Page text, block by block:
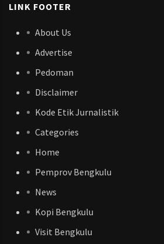
LINK FOOTER
About Us
Advertise
Pedoman
Disclaimer
Kode Etik Jurnalistik
Categories
Home
Pemprov Bengkulu
News
Kopi Bengkulu
Visit Bengkulu